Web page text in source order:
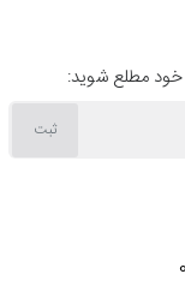
تماس بگیرید تا کارشناسان ما
آن را به شما ارائه
مطلع شوید:
ثبت